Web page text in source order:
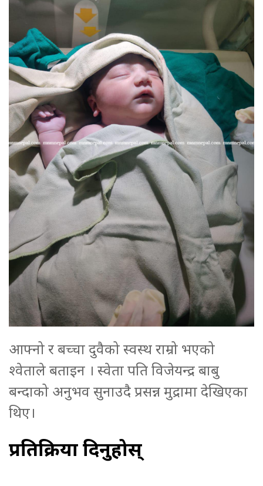
आफ्नो र बच्चा दुवैको स्वस्थ राम्रो भएको
श्वेताले बताइन । स्वेता पति विजेयन्द्र बाबु
बन्दाको अनुभव सुनाउदै प्रसन्न मुद्रामा देखिएका
थिए।
प्रतिक्रिया दिनुहोस्